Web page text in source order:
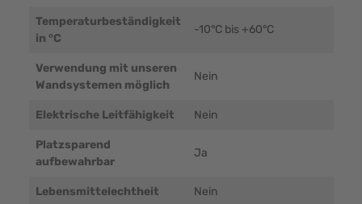
Temperaturbeständigkeit
in °C
-10°C bis +60°C
Verwendung mit unseren
Wandsystemen möglich
Nein
Elektrische Leitfähigkeit Nein
Platzsparend
aufbewahrbar
Ja
Lebensmittelechtheit Nein